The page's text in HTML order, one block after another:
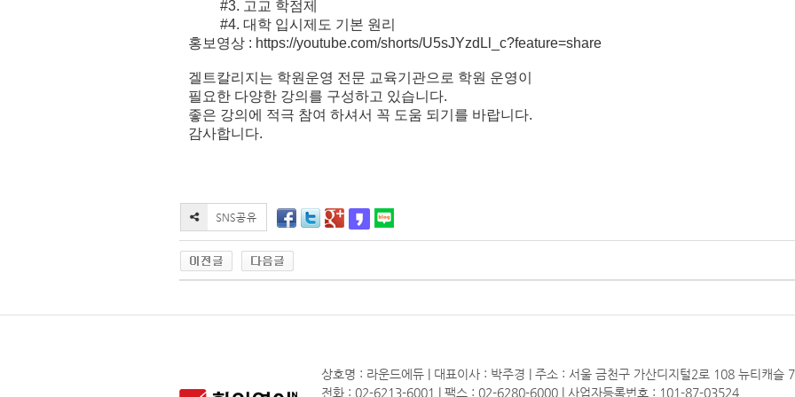
#3. 고교 학점제
#4. 대학 입시제도 기본 원리
홍보영상 : https://youtube.com/shorts/U5sJYzdLl_c?feature=share
겔트칼리지는 학원운영 전문 교육기관으로 학원 운영이
필요한 다양한 강의를 구성하고 있습니다.
좋은 강의에 적극 참여 하셔서 꼭 도움 되기를 바랍니다.
감사합니다.
상호명 : 라운드에듀 | 대표이사 : 박주경 | 주소 : 서울 금천구 가산디지털2로 108 뉴티캐슬
전화 : 02-6213-6001 | 팩스 : 02-6280-6000 | 사업자등록번호 : 101-87-03524